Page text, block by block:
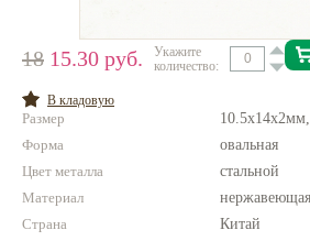
Всё для вышивки
Натуральные камни
18 15.30 руб.
Укажите
количество:
В кладовую
Размер
Форма
овальная
Цвет металла
стальной
Материал
нержавеющая
Страна
Китай